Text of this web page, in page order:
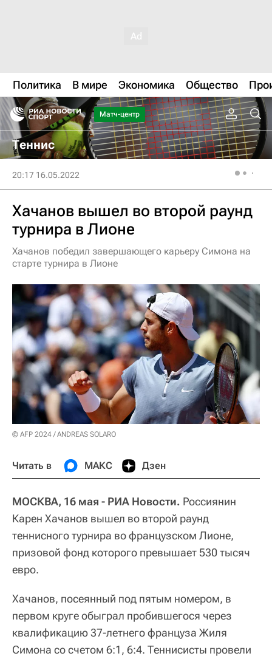
Политика В мире Экономика Общество
Матч-центр
Теннис
20:17 16.05.2022
Хачанов вышел во второй раунд
турнира в Лионе
Хачанов победил завершающего карьеру Симона на
старте турнира в Лионе
© AFP 2024 / ANDREAS SOLARO
Читать в МАКС Дзен
МОСКВА, 16 мая - РИА Новости. Россиянин
Карен Хачанов вышел во второй раунд
теннисного турнира во французском Лионе,
призовой фонд которого превышает 530 тысяч
евро.
Хачанов, посеянный под пятым номером, в
первом круге обыграл пробившегося через
квалификацию 37-летнего француза Жиля
Симона со счетом 6:1, 6:4. Теннисисты провели